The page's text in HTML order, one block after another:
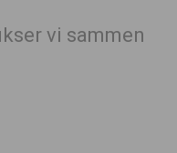
vi sammen